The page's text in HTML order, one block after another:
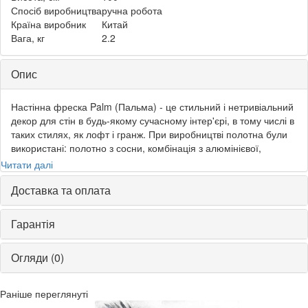
Спосіб виробництваручна робота
Країна виробник
Китай
Вага, кг
2.2
Опис
Настінна фреска Palm (Пальма) - це стильний і нетривіальний
декор для стін в будь-якому сучасному інтер'єрі, в тому числі в
таких стилях, як лофт і гранж. При виробництві полотна були
використані: полотно з сосни, комбінація з алюмінієвої,
масляної і акрилової фарб. За рахунок своєї світло-сріблястій
палітри, живих ліній і детальної промальовування пальмового
листя фреска Palm стане декоративної родзинкою вашого
будинку!
До особливостей фрески
Palm можна віднести:
• Виготовлена ​​вручну
Читати далі
Доставка та оплата
Гарантія
Огляди (0)
Раніше переглянуті